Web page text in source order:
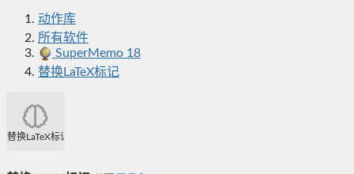
动作库
所有软件
SuperMemo 18
替换LaTeX标记
替换LaTeX标记